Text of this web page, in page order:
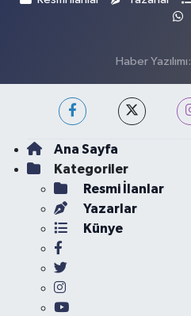
Haber Yazılımı:
Ana Sayfa
Kategoriler
Resmi İlanlar
Yazarlar
Künye